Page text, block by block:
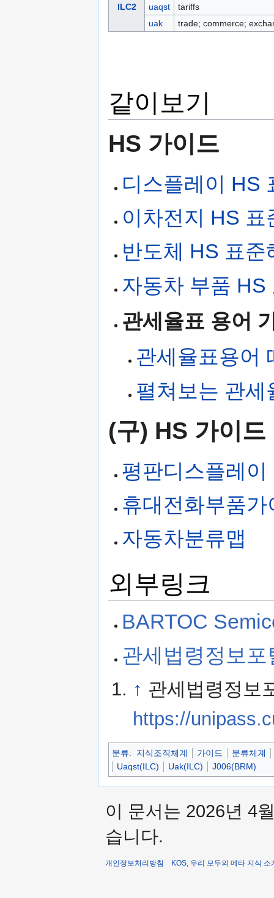
ILC2
uaqst
tariffs
uak
trade; commerce;
같이보기
HS 가이드
디스플레이 HS
이차전지 HS 표
반도체 HS 표준
자동차 부품 HS
관세율표 용어
관세율표용어
펼쳐보는 관세
(구) HS 가이드
평판디스플레이
휴대전화부품가
자동차분류맵
외부링크
BARTOC
관세법령정보
↑ 관세법령정보
https://
분류: 지식조직체계 가이드
분류체계
Uaqst(ILC)
Uak(ILC) J006(BRM)
이 문서는 2026년 4
습니다.
개인정보처리방침 KOS, 우리 모두의 메타 지식 소